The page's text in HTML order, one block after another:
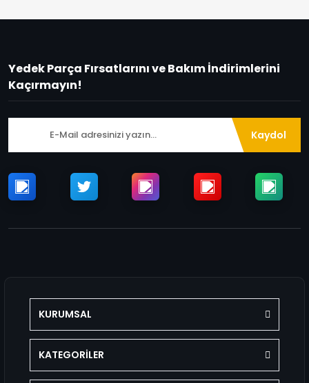
Yedek Parça Fırsatlarını ve Bakım İndirimlerini
Kaçırmayın!
Kaydol
KURUMSAL
KATEGORİLER